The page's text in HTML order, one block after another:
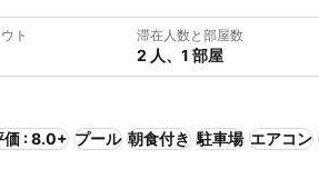
ト 滞在人数と部屋数
2 人、1 部屋
価 : 8.0+ プール 朝食付き 駐車場 エアコン